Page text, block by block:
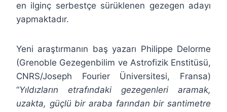
en ilginç serbestçe sürüklenen gezegen adayı
yapmaktadır.
Yeni araştırmanın baş yazarı Philippe Delorme
(Grenoble Gezegenbilim ve Astrofizik Enstitüsü,
CNRS/Joseph Fourier Üniversitesi, Fransa)
“Yıldızların etrafındaki gezegenleri aramak,
uzakta, güçlü bir araba farından bir santimetre